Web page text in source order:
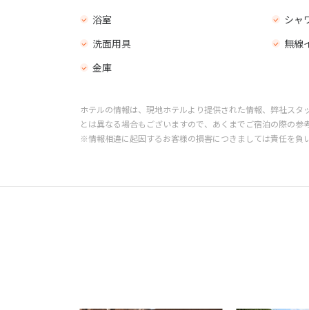
浴室
シャ
洗面用具
無線
金庫
ホテルの情報は、現地ホテルより提供された情報、弊社ス
とは異なる場合もございますので、あくまでご宿泊の際の参
※情報相違に起因するお客様の損害につきましては責任を負